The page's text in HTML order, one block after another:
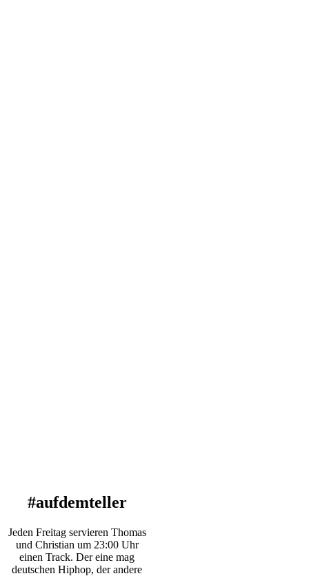
#aufdemteller
Jeden Freitag servieren Thomas
und Christian um 23:00 Uhr
einen Track. Der eine mag
deutschen Hiphop, der andere